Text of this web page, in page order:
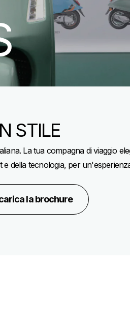
STILE
La tua compagna di viaggio
della tecnologia, per
la brochure